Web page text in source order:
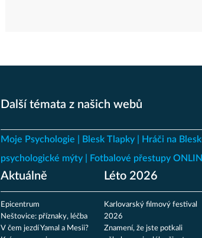
Další témata z našich webů
Moje Psychologie Blesk Tlapky Hráči na
psychologické mýty
Fotbalové přestupy
Aktuálně
Epicentrum
Neštovice: příznaky, léčba
V čem jezdí Yamal a Mesii?
Léto 2026
Karlovarský filmový festival
2026
Znamení, že jste potkali